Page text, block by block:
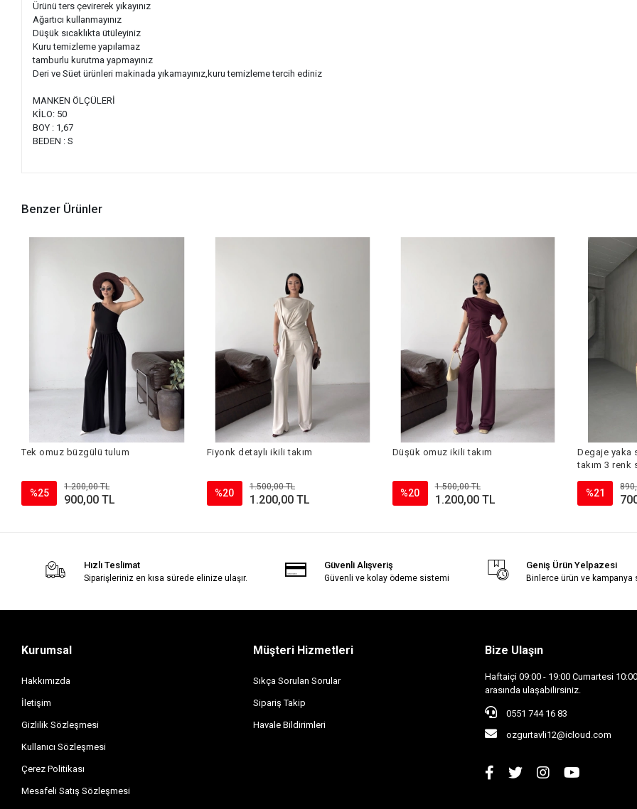
Ürünü ters çevirerek yıkayınız
Ağartıcı kullanmayınız
Düşük sıcaklıkta ütüleyiniz
Kuru temizleme yapılamaz
tamburlu kurutma yapmayınız
Deri ve Süet ürünleri makinada yıkamayınız,kuru temizleme tercih ediniz
MANKEN ÖLÇÜLERİ
KİLO: 50
BOY : 1,67
BEDEN : S
Benzer Ürünler
Tek omuz büzgülü tulum
%25
1.200,00 TL
900,00 TL
Fiyonk detaylı ikili takım
%20
1.500,00 TL
1.200,00 TL
Düşük omuz ikili takım
%20
1.500,00 TL
1.200,00 TL
Degaje yaka
takım 3 renk
%21
Hızlı Teslimat
Siparişleriniz en kısa sürede elinize ulaşır.
Güvenli Alışveriş
Güvenli ve kolay ödeme sistemi
Geniş Ürün Yelpazesi
Binlerce ürün ve kampanya
Kurumsal
Hakkımızda
İletişim
Gizlilik Sözleşmesi
Kullanıcı Sözleşmesi
Çerez Politikası
Mesafeli Satış Sözleşmesi
Müşteri Hizmetleri
Sıkça Sorulan Sorular
Sipariş Takip
Havale Bildirimleri
Bize Ulaşın
Haftaiçi 09:00 - 19:00 Cumartesi
arasında ulaşabilirsiniz.
0551 744 16 83
ozgurtavli12@icloud.com